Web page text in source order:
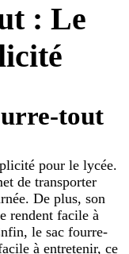
: Le
tout
pour le lycée.
de transporter
De plus, son
rendent facile à
le sac fourre-
à entretenir, ce